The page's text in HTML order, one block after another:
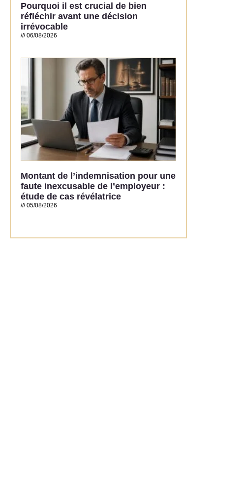
Pourquoi il est crucial de bien
réfléchir avant une décision
irrévocable
06/08/2026
Montant de l’indemnisation pour une
faute inexcusable de l’employeur :
étude de cas révélatrice
05/08/2026